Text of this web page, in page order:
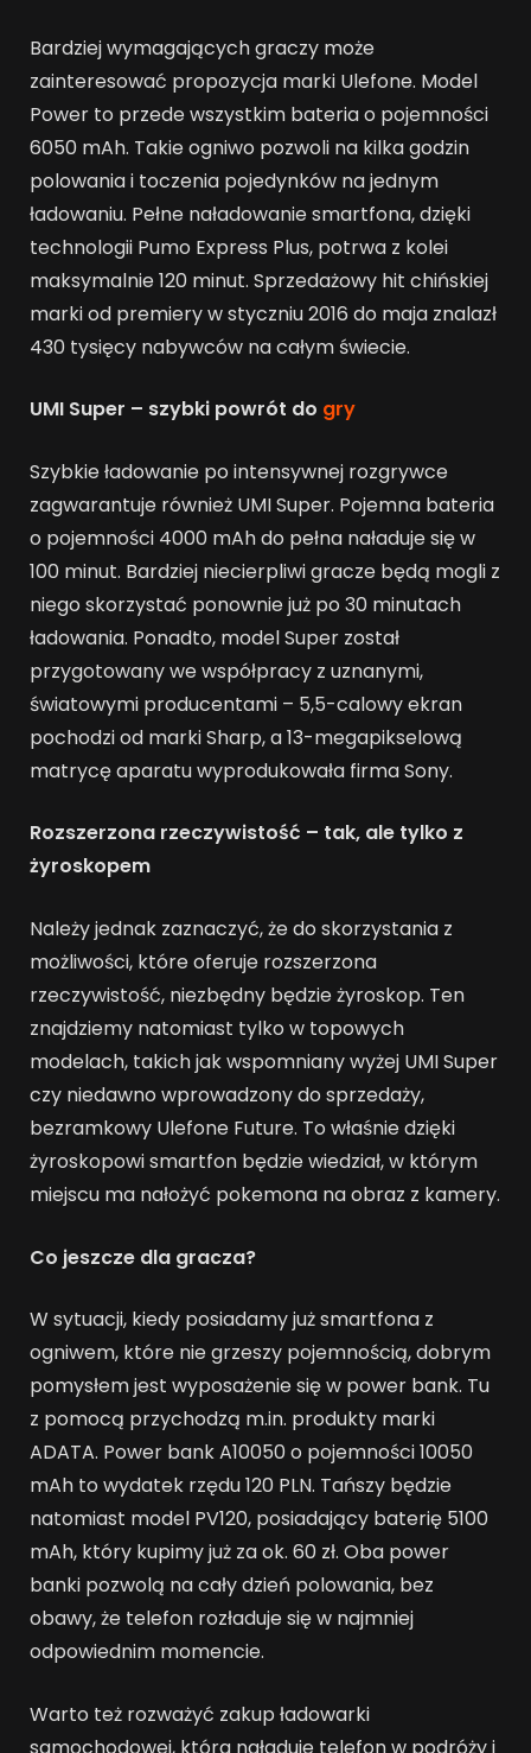
Bardziej wymagających graczy może
zainteresować propozycja marki Ulefone. Model
Power to przede wszystkim bateria o pojemności
6050 mAh. Takie ogniwo pozwoli na kilka godzin
polowania i toczenia pojedynków na jednym
ładowaniu. Pełne naładowanie smartfona, dzięki
technologii Pumo Express Plus, potrwa z kolei
maksymalnie 120 minut. Sprzedażowy hit chińskiej
marki od premiery w styczniu 2016 do maja znalazł
430 tysięcy nabywców na całym świecie.
UMI Super – szybki powrót do gry
Szybkie ładowanie po intensywnej rozgrywce
zagwarantuje również UMI Super. Pojemna bateria
o pojemności 4000 mAh do pełna naładuje się w
100 minut. Bardziej niecierpliwi gracze będą mogli z
niego skorzystać ponownie już po 30 minutach
ładowania. Ponadto, model Super został
przygotowany we współpracy z uznanymi,
światowymi producentami – 5,5-calowy ekran
pochodzi od marki Sharp, a 13-megapikselową
matrycę aparatu wyprodukowała firma Sony.
Rozszerzona rzeczywistość – tak, ale tylko z
żyroskopem
Należy jednak zaznaczyć, że do skorzystania z
możliwości, które oferuje rozszerzona
rzeczywistość, niezbędny będzie żyroskop. Ten
znajdziemy natomiast tylko w topowych
modelach, takich jak wspomniany wyżej UMI Super
czy niedawno wprowadzony do sprzedaży,
bezramkowy Ulefone Future. To właśnie dzięki
żyroskopowi smartfon będzie wiedział, w którym
miejscu ma nałożyć pokemona na obraz z kamery.
Co jeszcze dla gracza?
W sytuacji, kiedy posiadamy już smartfona z
ogniwem, które nie grzeszy pojemnością, dobrym
pomysłem jest wyposażenie się w power bank. Tu
z pomocą przychodzą m.in. produkty marki
ADATA. Power bank A10050 o pojemności 10050
mAh to wydatek rzędu 120 PLN. Tańszy będzie
natomiast model PV120, posiadający baterię 5100
mAh, który kupimy już za ok. 60 zł. Oba power
banki pozwolą na cały dzień polowania, bez
obawy, że telefon rozładuje się w najmniej
odpowiednim momencie.
Warto też rozważyć zakup ładowarki